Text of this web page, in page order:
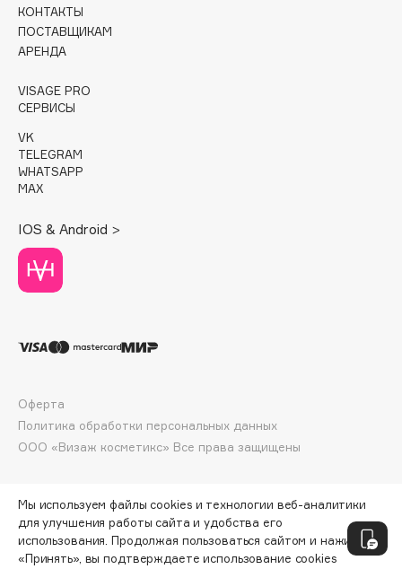
D
d'Alba
DARLING*
Davines
Deonica
Dior
Divage
Dolce & Gabbana
DP Daily Perfection
Dr.Althea
Dr.Ceuracle
Dr.Jart+
Dyson
КОНТАКТЫ
ПОСТАВЩИКАМ
АРЕНДА
VISAGE PRO
СЕРВИСЫ
VK
TELEGRAM
WHATSAPP
MAX
IOS & Android >
ООО «Визаж косметикс» Все права защищены
Оферта
Политика обработки персональных данных
Мы используем файлы cookies и технологии веб-аналитики
для улучшения работы сайта и удобства его
использования. Продолжая пользоваться сайтом и нажимая
«Принять», вы подтверждаете использование cookies